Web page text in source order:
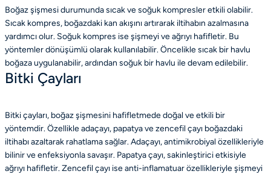
Boğaz şişmesi durumunda sıcak ve soğuk kompresler etkili olabilir.
Sıcak kompres, boğazdaki kan akışını artırarak iltihabın azalmasına
yardımcı olur. Soğuk kompres ise şişmeyi ve ağrıyı hafifletir. Bu
yöntemler dönüşümlü olarak kullanılabilir. Öncelikle sıcak bir havlu
boğaza uygulanabilir, ardından soğuk bir havlu ile devam edilebilir.
Bitki Çayları
Bitki çayları, boğaz şişmesini hafifletmede doğal ve etkili bir
yöntemdir. Özellikle adaçayı, papatya ve zencefil çayı boğazdaki
iltihabı azaltarak rahatlama sağlar. Adaçayı, antimikrobiyal özellikleriyle
bilinir ve enfeksiyonla savaşır. Papatya çayı, sakinleştirici etkisiyle
ağrıyı hafifletir. Zencefil çayı ise anti-inflamatuar özellikleriyle şişmeyi